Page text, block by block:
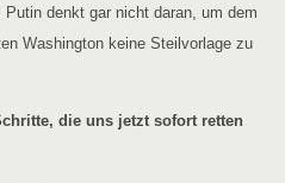
denkt gar nicht daran, um dem
Washington keine Steilvorlage zu
die uns jetzt sofort retten